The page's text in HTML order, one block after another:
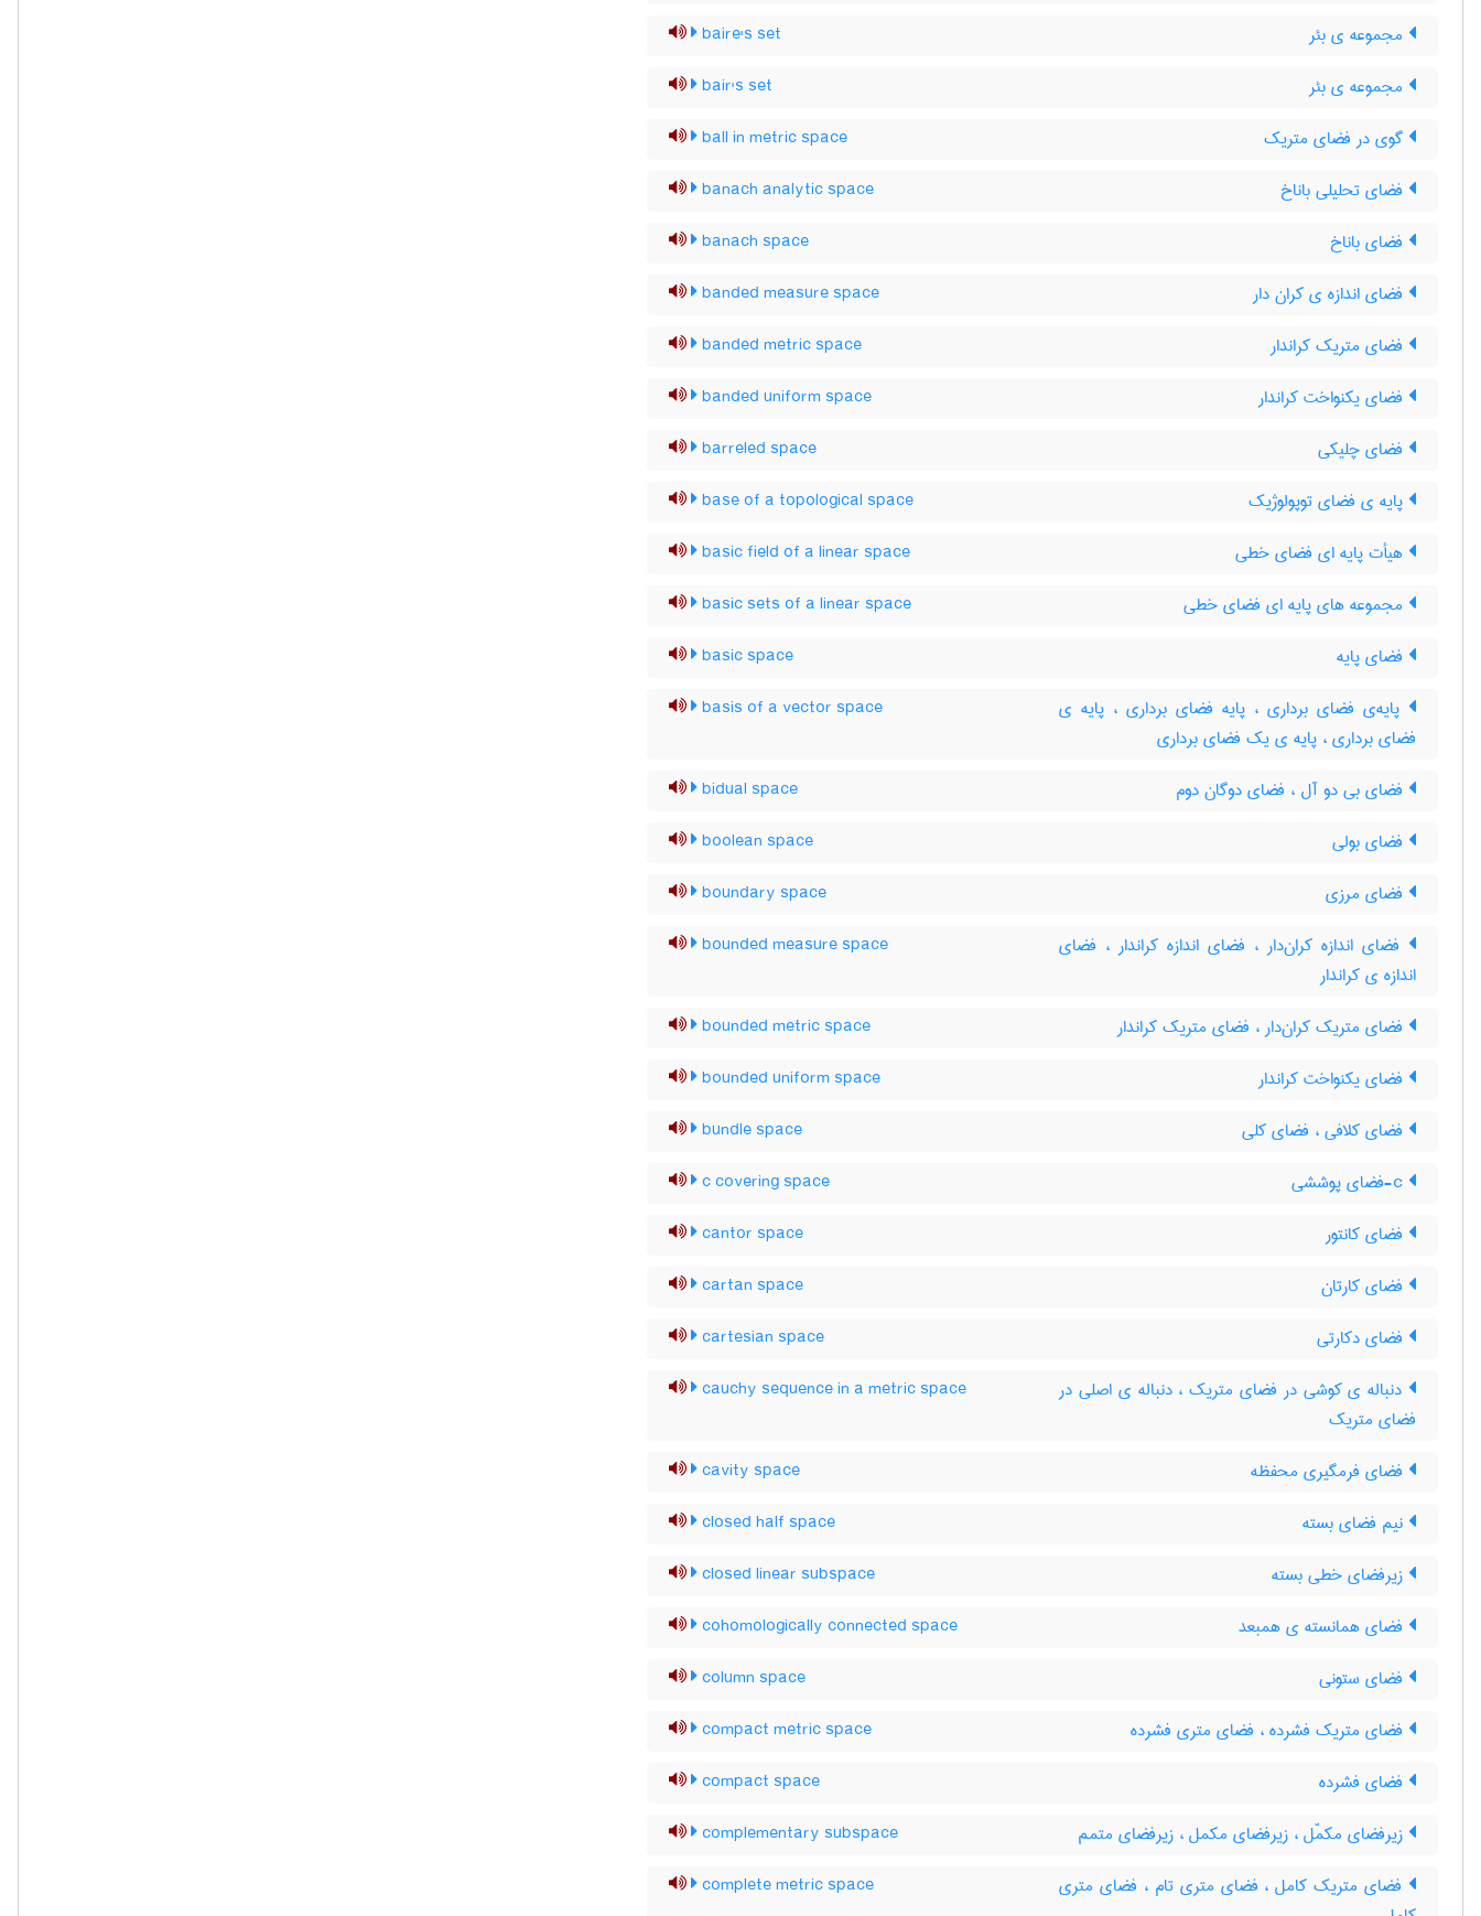
مجموعه ی بئر baire's set
مجموعه ی بئر bair's set
گوی در فضای متریک ball in metric space
فضای تحلیلی باناخ banach analytic space
فضای باناخ banach space
فضای اندازه ی کران دار banded measure space
فضای متریک کراندار banded metric space
فضای یکنواخت کراندار banded uniform space
فضای چلیکی barreled space
پایه ی فضای توپولوژیک base of a topological space
هیأت پایه ای فضای خطی basic field of a linear space
مجموعه های پایه ای فضای خطی basic sets of a linear space
فضای پایه basic space
پایه‌ی فضای برداری ، پایه فضای برداری ، پایه ی
فضای برداری ، پایه ی یک فضای برداری
basis of a vector space
فضای بی دو آل ، فضای دوگان دوم bidual space
فضای بولی boolean space
فضای مرزی boundary space
فضای اندازه کران‌دار ، فضای اندازه کراندار ، فضای
اندازه ی کراندار
bounded measure space
فضای متریک کران‌دار ، فضای متریک کراندار bounded metric space
فضای یکنواخت کراندار bounded uniform space
فضای کلافی ، فضای کلی bundle space
c covering space
فضای کانتور cantor space
فضای کارتان cartan space
فضای دکارتی cartesian space
دنباله ی کوشی در فضای متریک ، دنباله ی اصلی در
فضای متریک
cauchy sequence in a metric space
فضای فرمگیری محفظه cavity space
نیم فضای بسته closed half space
زیرفضای خطی بسته closed linear subspace
فضای همانسته ی همبعد cohomologically connected space
فضای ستونی column space
فضای متریک فشرده ، فضای متری فشرده compact metric space
فضای فشرده compact space
زیرفضای مکمّل ، زیرفضای مکمل ، زیرفضای متمم complementary subspace
فضای متریک کامل ، فضای متری تام ، فضای متری
complete metric space